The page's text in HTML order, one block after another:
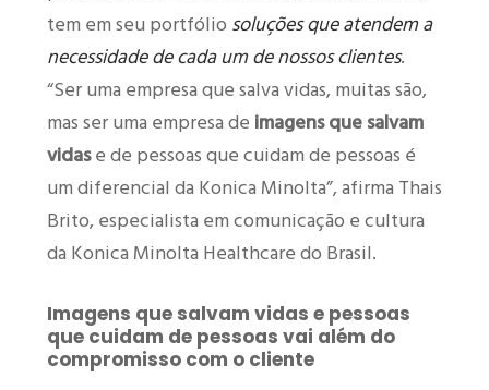
tem em seu portfólio soluções que atendem a
necessidade de cada um de nossos clientes.
“Ser uma empresa que salva vidas, muitas são,
mas ser uma empresa de imagens que salvam
vidase de pessoas que cuidam de pessoas é
um diferencial da Konica Minolta”, afirma Thais
Brito, especialista em comunicação e cultura
da Konica Minolta Healthcare do Brasil.
Imagens que salvam vidas e pessoas
que cuidam de pessoas vai além do
compromisso com o cliente